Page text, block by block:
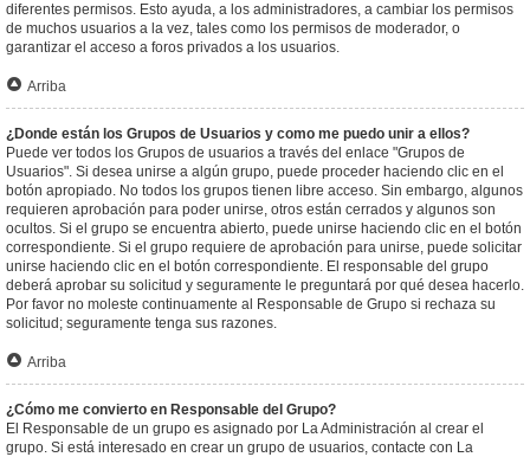
diferentes permisos. Esto ayuda, a los administradores, a cambiar los permisos
de muchos usuarios a la vez, tales como los permisos de moderador, o
garantizar el acceso a foros privados a los usuarios.
Arriba
¿Donde están los Grupos de Usuarios y como me puedo unir a ellos?
Puede ver todos los Grupos de usuarios a través del enlace "Grupos de
Usuarios". Si desea unirse a algún grupo, puede proceder haciendo clic en el
botón apropiado. No todos los grupos tienen libre acceso. Sin embargo, algunos
requieren aprobación para poder unirse, otros están cerrados y algunos son
ocultos. Si el grupo se encuentra abierto, puede unirse haciendo clic en el botón
correspondiente. Si el grupo requiere de aprobación para unirse, puede solicitar
unirse haciendo clic en el botón correspondiente. El responsable del grupo
deberá aprobar su solicitud y seguramente le preguntará por qué desea hacerlo.
Por favor no moleste continuamente al Responsable de Grupo si rechaza su
solicitud; seguramente tenga sus razones.
Arriba
¿Cómo me convierto en Responsable del Grupo?
El Responsable de un grupo es asignado por La Administración al crear el
grupo. Si está interesado en crear un grupo de usuarios, contacte con La